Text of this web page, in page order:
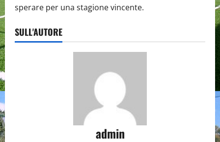
sperare per una stagione vincente.
SULL'AUTORE
admin